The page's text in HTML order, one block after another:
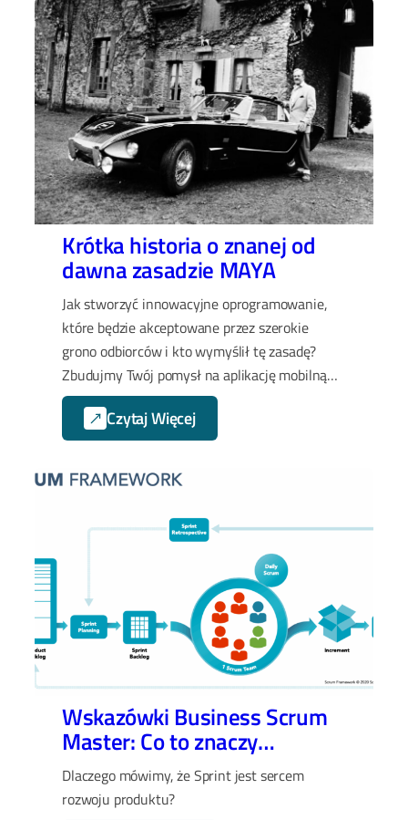
Krótka historia o znanej od
dawna zasadzie MAYA
Jak stworzyć innowacyjne oprogramowanie,
które będzie akceptowane przez szerokie
grono odbiorców i kto wymyślił tę zasadę?
Zbudujmy Twój pomysł na aplikację mobilną
przy użyciu MAYA
Czytaj Więcej
Wskazówki Business Scrum
Master: Co to znaczy
pracować w sprintach?
Dlaczego mówimy, że Sprint jest sercem
rozwoju produktu?